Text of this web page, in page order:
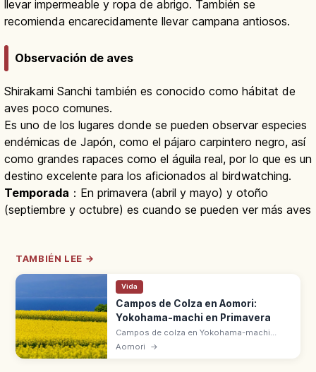
llevar impermeable y ropa de abrigo. También se
recomienda encarecidamente llevar campana antiosos.
Observación de aves
Shirakami Sanchi también es conocido como hábitat de
aves poco comunes.
Es uno de los lugares donde se pueden observar especies
endémicas de Japón, como el pájaro carpintero negro, así
como grandes rapaces como el águila real, por lo que es un
destino excelente para los aficionados al birdwatching.
Temporada ：En primavera (abril y mayo) y otoño
(septiembre y octubre) es cuando se pueden ver más aves
TAMBIÉN LEE →
Vida
Campos de Colza en Aomori:
Yokohama-machi en Primavera
Campos de colza en Yokohama-machi
(Kamikita, Aomori), en la base de la
Aomori →